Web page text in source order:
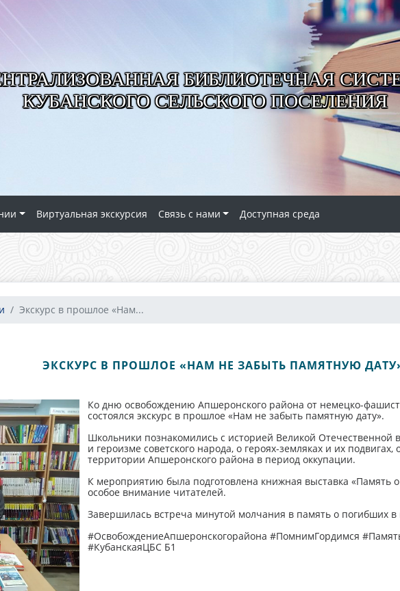
БИБЛИОТЕЧНАЯ
КУБАНСКОГО СЕЛЬСКОГО ПОСЕЛЕНИЯ
Виртуальная экскурсия Связь с нами Доступная среда
Экскурс в прошлое «Нам...
ЭКСКУРС В ПРОШЛОЕ «НАМ НЕ ЗАБЫТЬ ПАМЯТНУЮ
Ко дню освобождению Апшеронского района от немецко-
состоялся экскурс в прошлое «Нам не забыть памятную дату».
Школьники познакомились с историей Великой
и героизме советского народа, о героях-земляках и их
территории Апшеронского района в период оккупации.
К мероприятию была подготовлена книжная выставка «Память
особое внимание читателей.
Завершилась встреча минутой молчания в память о погибших
#ОсвобождениеАпшеронскогорайона #ПомнимГордимся
#КубанскаяЦБС Б1